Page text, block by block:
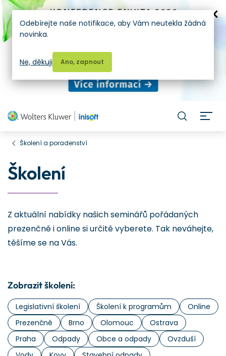
Školení a poradenství
Školení
Z aktuální nabídky našich seminářů pořádaných
prezenčně i online si určitě vyberete. Tak neváhejte,
těšíme se na Vás.
Zobrazit školení:
Legislativní školení Školení k programům
Online
Prezenčně
Brno Olomouc
Ostrava
Praha
Odpady Obce a odpady
Ovzduší
Odebírejte naše notifikace, aby Vám neutekla žádná
novinka.
Ano, zapnout
Ne, děkuji